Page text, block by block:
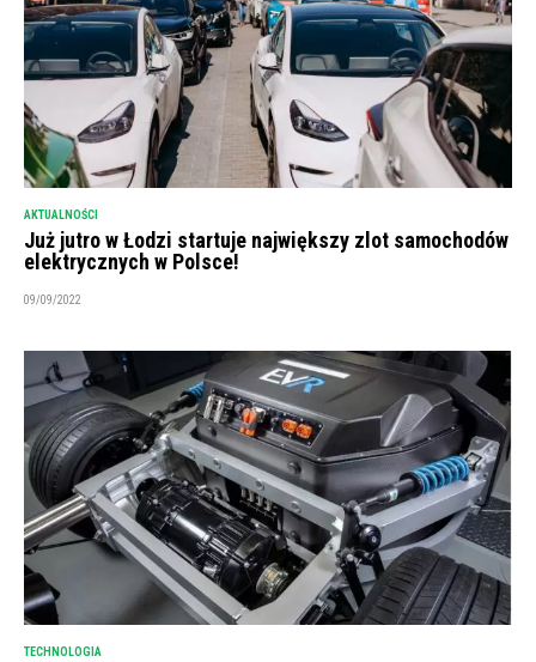
AKTUALNOŚCI
Już jutro w Łodzi startuje największy zlot samochodów
elektrycznych w Polsce!
09/09/2022
TECHNOLOGIA